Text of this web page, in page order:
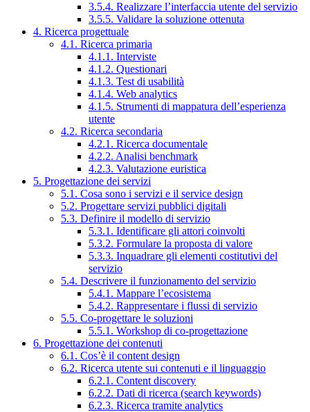
3.5.4. Realizzare l’interfaccia utente del servizio
3.5.5. Validare la soluzione ottenuta
4. Ricerca progettuale
4.1. Ricerca primaria
4.1.1. Interviste
4.1.2. Questionari
4.1.3. Test di usabilità
4.1.4. Web analytics
4.1.5. Strumenti di mappatura dell’esperienza
utente
4.2. Ricerca secondaria
4.2.1. Ricerca documentale
4.2.2. Analisi benchmark
4.2.3. Valutazione euristica
5. Progettazione dei servizi
5.1. Cosa sono i servizi e il service design
5.2. Progettare servizi pubblici digitali
5.3. Definire il modello di servizio
5.3.1. Identificare gli attori coinvolti
5.3.2. Formulare la proposta di valore
5.3.3. Inquadrare gli elementi costitutivi del
servizio
5.4. Descrivere il funzionamento del servizio
5.4.1. Mappare l’ecosistema
5.4.2. Rappresentare i flussi di servizio
5.5. Co-progettare le soluzioni
5.5.1. Workshop di co-progettazione
6. Progettazione dei contenuti
6.1. Cos’è il content design
6.2. Ricerca utente sui contenuti e il linguaggio
6.2.1. Content discovery
6.2.2. Dati di ricerca (search keywords)
6.2.3. Ricerca tramite analytics